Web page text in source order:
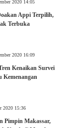
2020 14:05
Appi Terpilih,
Terbuka
2020 16:09
Kenaikan Survei
Kemenangan
2020 15:36
Pimpin Makassar,